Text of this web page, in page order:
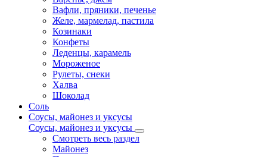
Вафли, пряники, печенье
Желе, мармелад, пастила
Козинаки
Конфеты
Леденцы, карамель
Мороженое
Рулеты, снеки
Халва
Шоколад
Соль
Соусы, майонез и уксусы
Соусы, майонез и уксусы
Смотреть весь раздел
Майонез